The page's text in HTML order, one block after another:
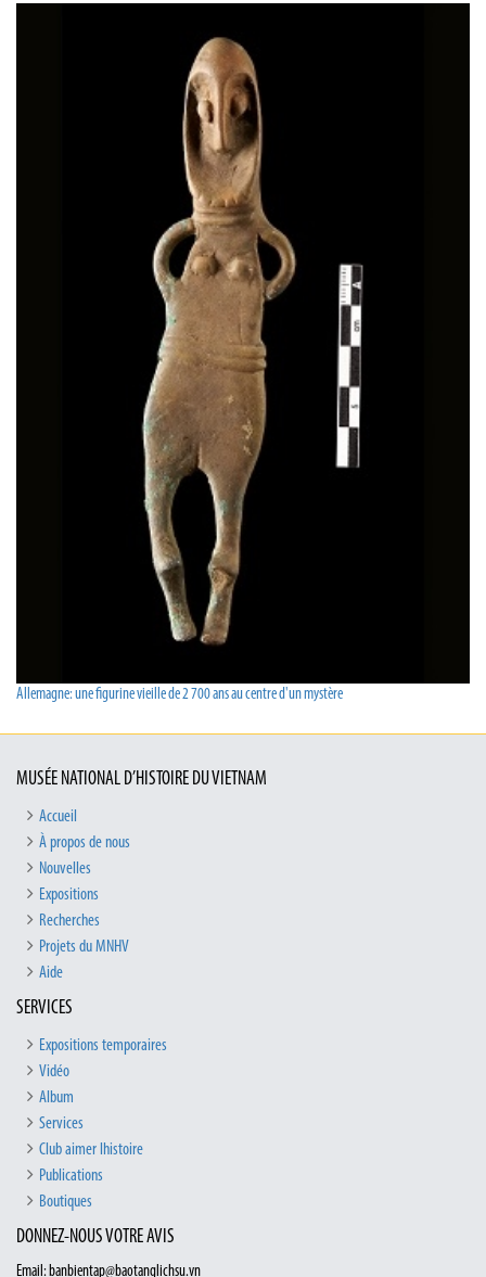
Allemagne: une figurine vieille de 2 700 ans au centre d'un mystère
MUSÉE NATIONAL D’HISTOIRE DU VIETNAM
Accueil
À propos de nous
Nouvelles
Expositions
Recherches
Projets du MNHV
Aide
SERVICES
Expositions temporaires
Vidéo
Album
Services
Club aimer lhistoire
Publications
Boutiques
DONNEZ-NOUS VOTRE AVIS
Email: banbientap@baotanglichsu.vn